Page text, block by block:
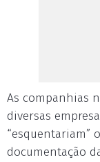
As companhias
diversas
“esquentariam”
documentação